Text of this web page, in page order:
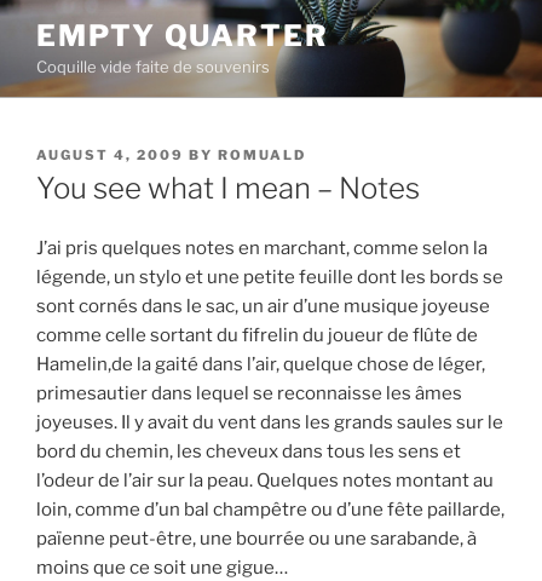
Skip
content
EMPTY QUARTER
Coquille vide faite de souvenirs
POSTED
ON
AUGUST 4, 2009 BY ROMUALD
You see what I mean – Notes
J’ai pris quelques notes en marchant, comme selon la
légende, un stylo et une petite feuille dont les bords se
sont cornés dans le sac, un air d’une musique joyeuse
comme celle sortant du fifrelin du joueur de flûte de
Hamelin,de la gaité dans l’air, quelque chose de léger,
primesautier dans lequel se reconnaisse les âmes
joyeuses. Il y avait du vent dans les grands saules sur le
bord du chemin, les cheveux dans tous les sens et
l’odeur de l’air sur la peau. Quelques notes montant au
loin, comme d’un bal champêtre ou d’une fête paillarde,
païenne peut-être, une bourrée ou une sarabande, à
moins que ce soit une gigue…